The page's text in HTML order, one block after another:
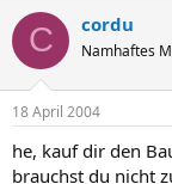
C cordu
Namhaftes
18 April 2004
he, kauf dir den
brauchst du nicht